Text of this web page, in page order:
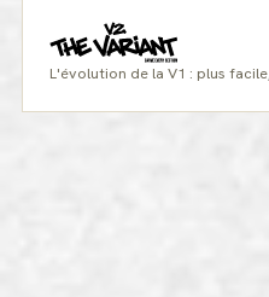
L'évolution de la V1 : plus